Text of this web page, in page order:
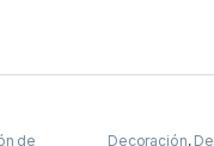
de
Decoración,